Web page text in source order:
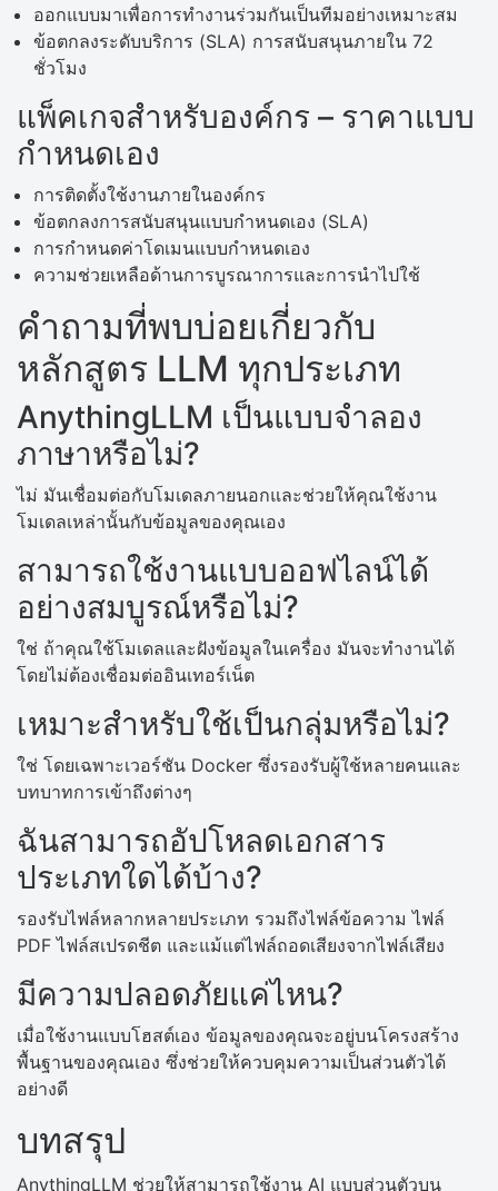
ออกแบบมาเพื่อการทำงานร่วมกันเป็นทีมอย่างเหมาะสม
ข้อตกลงระดับบริการ (SLA) การสนับสนุนภายใน 72
ชั่วโมง
แพ็คเกจสำหรับองค์กร – ราคาแบบ
กำหนดเอง
การติดตั้งใช้งานภายในองค์กร
ข้อตกลงการสนับสนุนแบบกำหนดเอง (SLA)
การกำหนดค่าโดเมนแบบกำหนดเอง
ความช่วยเหลือด้านการบูรณาการและการนำไปใช้
คำถามที่พบบ่อยเกี่ยวกับ
หลักสูตร LLM ทุกประเภท
AnythingLLM เป็นแบบจำลอง
ภาษาหรือไม่?
ไม่ มันเชื่อมต่อกับโมเดลภายนอกและช่วยให้คุณใช้งาน
โมเดลเหล่านั้นกับข้อมูลของคุณเอง
สามารถใช้งานแบบออฟไลน์ได้
อย่างสมบูรณ์หรือไม่?
ใช่ ถ้าคุณใช้โมเดลและฝังข้อมูลในเครื่อง มันจะทำงานได้
โดยไม่ต้องเชื่อมต่ออินเทอร์เน็ต
เหมาะสำหรับใช้เป็นกลุ่มหรือไม่?
ใช่ โดยเฉพาะเวอร์ชัน Docker ซึ่งรองรับผู้ใช้หลายคนและ
บทบาทการเข้าถึงต่างๆ
ฉันสามารถอัปโหลดเอกสาร
ประเภทใดได้บ้าง?
รองรับไฟล์หลากหลายประเภท รวมถึงไฟล์ข้อความ ไฟล์
PDF ไฟล์สเปรดชีต และแม้แต่ไฟล์ถอดเสียงจากไฟล์เสียง
มีความปลอดภัยแค่ไหน?
เมื่อใช้งานแบบโฮสต์เอง ข้อมูลของคุณจะอยู่บนโครงสร้าง
พื้นฐานของคุณเอง ซึ่งช่วยให้ควบคุมความเป็นส่วนตัวได้
อย่างดี
บทสรุป
AnythingLLM ช่วยให้สามารถใช้งาน AI แบบส่วนตัวบน